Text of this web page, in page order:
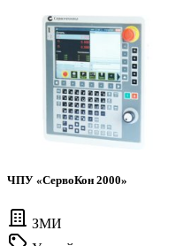
ЧПУ «СервоКон 2000»
ЗМИ